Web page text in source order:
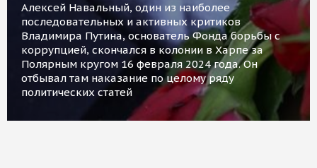
Алексей Навальный, один из наиболее
последовательных и активных критиков
Владимира Путина, основатель Фонда борьбы с
коррупцией, скончался в колонии в Харпе за
Полярным кругом 16 февраля 2024 года. Он
отбывал там наказание по целому ряду
политических статей